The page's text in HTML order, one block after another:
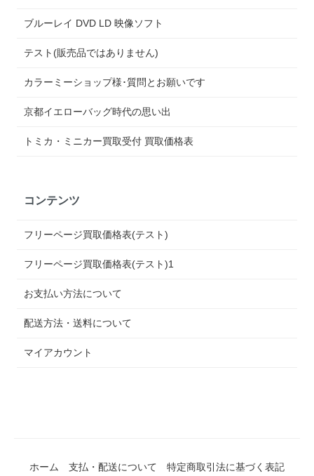
ブルーレイ DVD LD 映像ソフト
テスト(販売品ではありません)
カラーミーショップ様･質問とお願いです
京都イエローバッグ時代の思い出
トミカ・ミニカー買取受付 買取価格表
コンテンツ
フリーページ買取価格表(テスト)
フリーページ買取価格表(テスト)1
お支払い方法について
配送方法・送料について
マイアカウント
ホーム 支払・配送について
特定商取引法に基づく表記